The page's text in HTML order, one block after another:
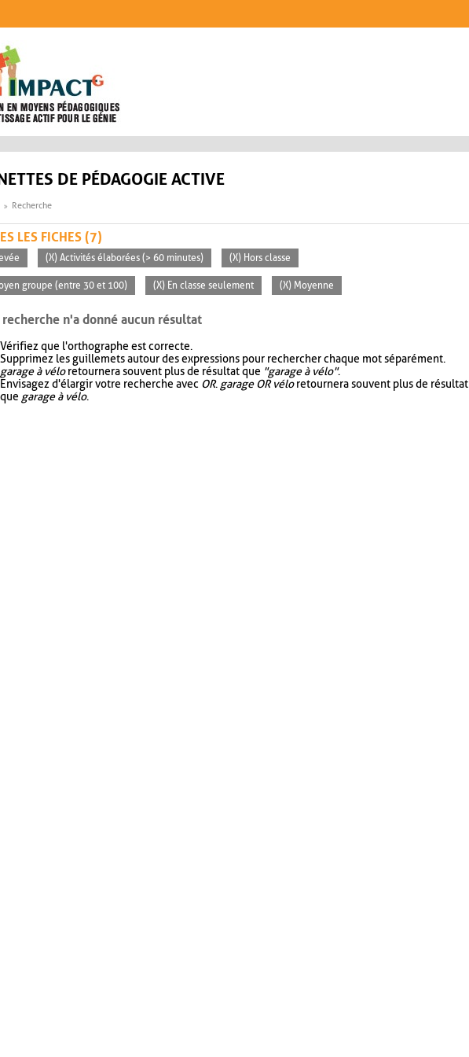
DE PÉDAGOGIE ACTIVE
Recherche
LES FICHES (7)
(X) Activités élaborées (> 60 minutes) (X) Hors classe
groupe (entre 30 et 100) (X) En classe seulement (X) Moyenne
n'a donné aucun résultat
Vérifiez que l'orthographe est correcte.
Supprimez les guillemets autour des expressions pour rechercher chaque mot séparément.
garage à véloretournera souvent plus de résultat que "garage à vélo".
Envisagez d'élargir votre recherche avec OR. garage OR véloretournera souvent plus de résultat
que garage à vélo.